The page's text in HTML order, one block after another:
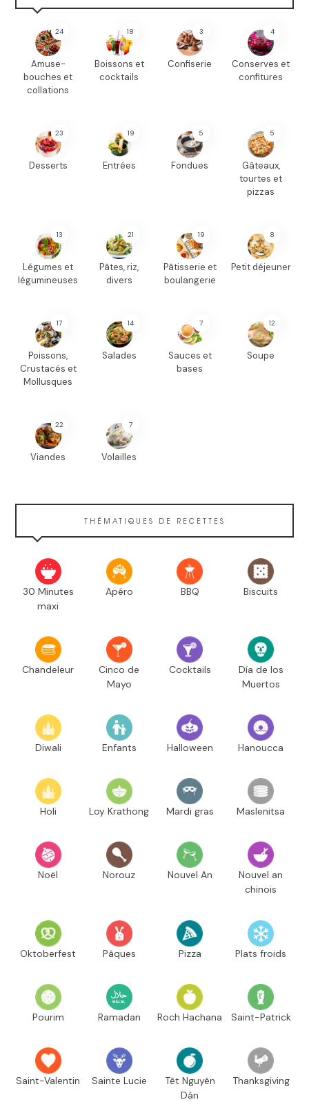
24
Amuse-
bouches et
collations
18
Boissons et
cocktails
3
Confiserie
4
Conserves et
confitures
23
Desserts
19
Entrées
5
Fondues
5
Gâteaux,
tourtes et
pizzas
13
Légumes et
légumineuses
21
Pâtes, riz,
divers
19
Pâtisserie et
boulangerie
8
Petit déjeuner
17
Poissons,
Crustacés et
Mollusques
14
Salades
7
Sauces et
bases
12
Soupe
22
Viandes
7
Volailles
THÉMATIQUES DE RECETTES
30 Minutes
maxi
Apéro BBQ Biscuits
Chandeleur
Cinco de
Mayo
Cocktails
Día de los
Muertos
Diwali Enfants Halloween Hanoucca
Holi Loy Krathong Mardi gras Maslenitsa
Noël Norouz Nouvel An
Nouvel an
chinois
Oktoberfest Pâques Pizza Plats froids
Pourim Ramadan Roch Hachana Saint-Patrick
Saint-Valentin Sainte Lucie
Têt Nguyên
Dán
Thanksgiving